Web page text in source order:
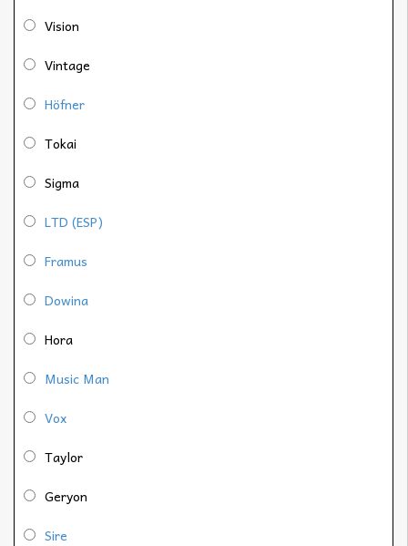
Vision
Vintage
Höfner
Tokai
Sigma
LTD (ESP)
Framus
Dowina
Hora
Music Man
Vox
Taylor
Geryon
Sire